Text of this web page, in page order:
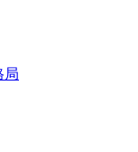
局